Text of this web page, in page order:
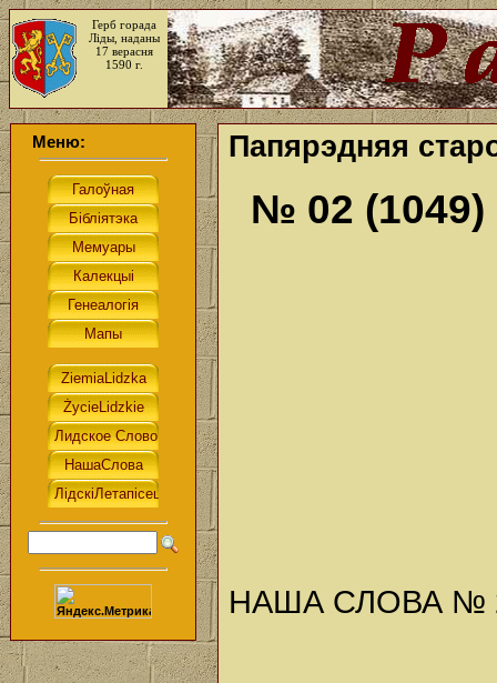
Герб горада
Ліды, наданы
17 верасня
1590 г.
Меню: Папярэдняя
№ 02 (1049)
НАША СЛОВА № 2